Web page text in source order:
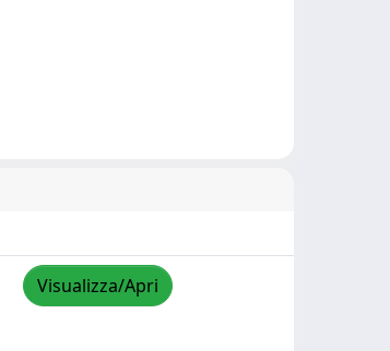
Visualizza/Apri